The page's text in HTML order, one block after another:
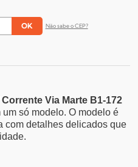
Não sabe o CEP?
Via Marte B1-172
só modelo. O modelo é
com detalhes delicados que